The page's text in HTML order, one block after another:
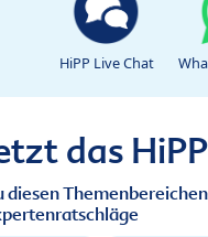
HiPP Live Chat
das
diesen